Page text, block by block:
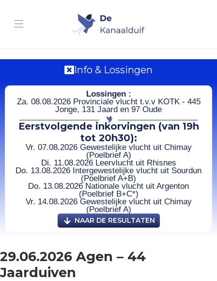
Info & Lossingen
Lossingen :
Za. 08.08.2026 Provinciale vlucht t.v.v KOTK - 445
Jonge, 131 Jaard en 97 Oude
Eerstvolgende inkorvingen (van 19h
tot 20h30):
Vr. 07.08.2026 Gewestelijke vlucht uit Chimay
(Poelbrief A)
Di. 11.08.2026 Leervlucht uit Rhisnes
Do. 13.08.2026 Intergewestelijke vlucht uit Sourdun
(Poelbrief A+B)
Do. 13.08.2026 Nationale vlucht uit Argenton
(Poelbrief B+C*)
Vr. 14.08.2026 Gewestelijke vlucht uit Chimay
(Poelbrief A)
NAAR DE RESULTATEN
29.06.2026 Agen – 44
Jaarduiven